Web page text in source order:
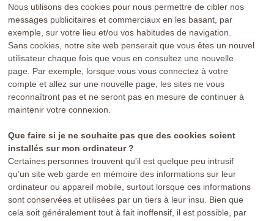
Nous utilisons des cookies pour nous permettre de cibler nos
messages publicitaires et commerciaux en les basant, par
exemple, sur votre lieu et/ou vos habitudes de navigation.
Sans cookies, notre site web penserait que vous êtes un nouvel
utilisateur chaque fois que vous en consultez une nouvelle
page. Par exemple, lorsque vous vous connectez à votre
compte et allez sur une nouvelle page, les sites ne vous
reconnaîtront pas et ne seront pas en mesure de continuer à
maintenir votre connexion.
Que faire si je ne souhaite pas que des cookies soient
installés sur mon ordinateur ?
Certaines personnes trouvent qu'il est quelque peu intrusif
qu’un site web garde en mémoire des informations sur leur
ordinateur ou appareil mobile, surtout lorsque ces informations
sont conservées et utilisées par un tiers à leur insu. Bien que
cela soit généralement tout à fait inoffensif, il est possible, par